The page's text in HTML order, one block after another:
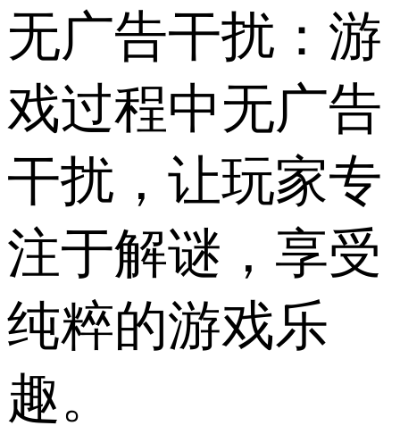
无广告干扰：游
戏过程中无广告
干扰，让玩家专
注于解谜，享受
纯粹的游戏乐
趣。